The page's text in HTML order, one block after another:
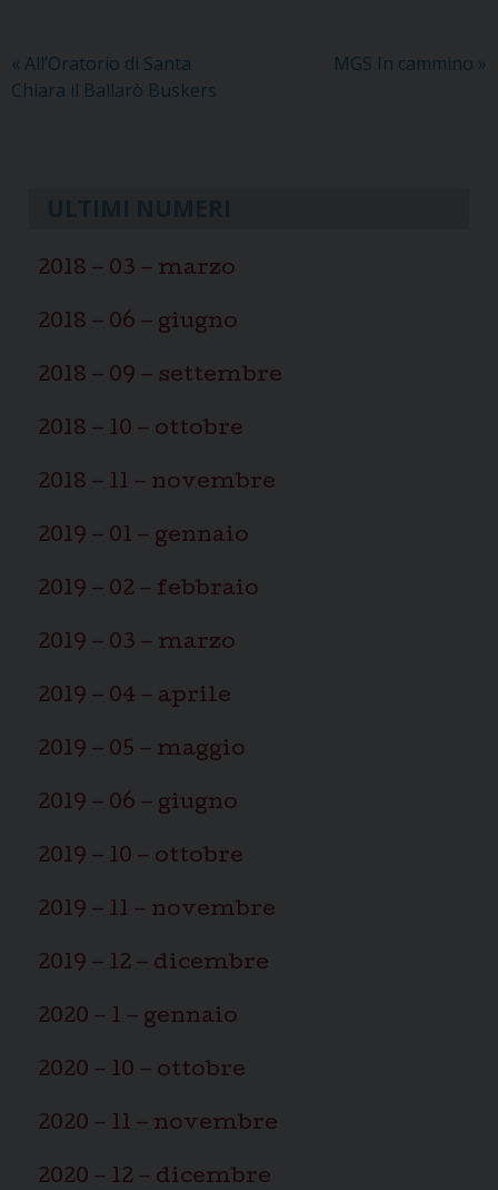
« All’Oratorio di Santa
Chiara il Ballarò Buskers
MGS In cammino »
2018 – 03 – marzo
2018 – 06 – giugno
2018 – 09 – settembre
2018 – 10 – ottobre
2018 – 11 – novembre
2019 – 01 – gennaio
2019 – 02 – febbraio
2019 – 03 – marzo
2019 – 04 – aprile
2019 – 05 – maggio
2019 – 06 – giugno
2019 – 10 – ottobre
2019 – 11 – novembre
2019 – 12 – dicembre
2020 – 1 – gennaio
2020 – 10 – ottobre
2020 – 11 – novembre
2020 – 12 – dicembre